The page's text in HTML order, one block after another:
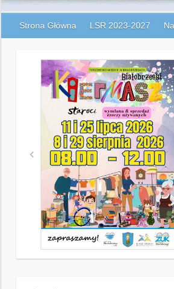
Strona Główna LSR 2023-2027